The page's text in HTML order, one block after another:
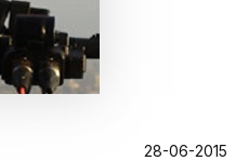
28-06-2015